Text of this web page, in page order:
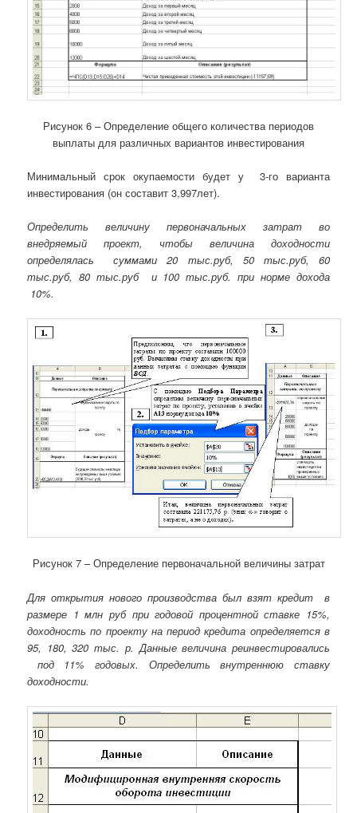
Рисунок 6 – Определение общего количества периодов
выплаты для различных вариантов инвестирования
Минимальный срок окупаемости будет у 3-го варианта
инвестирования (он составит 3,997лет).
Определить величину первоначальных затрат во
внедряемый проект, чтобы величина доходности
определялась суммами 20 тыс.руб, 50 тыс.руб, 60
тыс.руб, 80 тыс.руб и 100 тыс.руб. при норме дохода
10%.
Рисунок 7 – Определение первоначальной величины затрат
Для открытия нового производства был взят кредит в
размере 1 млн руб при годовой процентной ставке 15%,
доходность по проекту на период кредита определяется в
95, 180, 320 тыс. р. Данные величина реинвестировались
под 11% годовых. Определить внутреннюю ставку
доходности.